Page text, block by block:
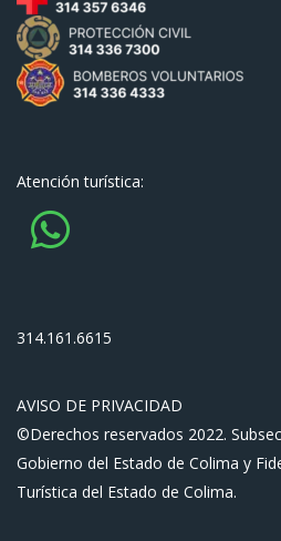
Atención turística:
314.161.6615
AVISO DE PRIVACIDAD
©Derechos reservados 2022.
Gobierno del Estado de Colima y
Turística del Estado de Colima.